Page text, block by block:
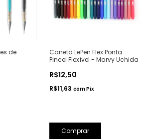
de
Caneta LePen Flex Ponta
Pincel Flexível - Marvy Uchida
R$12,50
R$11,63 comPix
Comprar